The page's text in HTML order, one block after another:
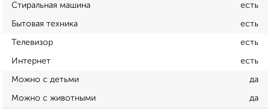
Стиральная машина есть
Бытовая техника есть
Телевизор есть
Интернет есть
Можно с детьми да
Можно с животными да